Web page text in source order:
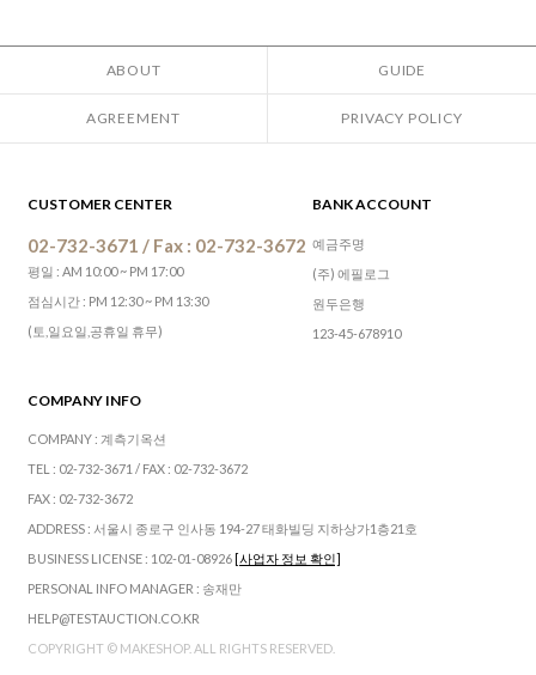
ABOUT GUIDE
AGREEMENT PRIVACY POLICY
CUSTOMER CENTER
02-732-3671 / Fax : 02-732-3672
평일 : AM 10:00 ~ PM 17:00
점심시간 : PM 12:30 ~ PM 13:30
(토,일요일,공휴일 휴무)
BANK ACCOUNT
예금주명
(주) 에필로그
원두은행
123-45-678910
COMPANY INFO
COMPANY : 계측기옥션
TEL : 02-732-3671 / FAX : 02-732-3672
FAX : 02-732-3672
ADDRESS : 서울시 종로구 인사동 194-27 태화빌딩 지하상가1층21호
BUSINESS LICENSE : 102-01-08926[사업자 정보 확인]
PERSONAL INFO MANAGER : 송재만
HELP@TESTAUCTION.CO.KR
COPYRIGHT © MAKESHOP. ALL RIGHTS RESERVED.